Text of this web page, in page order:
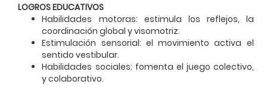
LOGROS EDUCATIVOS
Habilidades motoras: estimula los reflejos, la
coordinación global y visomotriz.
Estimulación sensorial: el movimiento activa el
sentido vestibular.
Habilidades sociales: fomenta el juego colectivo,
y colaborativo.